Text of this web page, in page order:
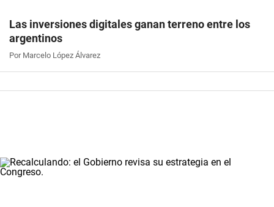
Las inversiones digitales ganan terreno entre los
argentinos
Por Marcelo López Álvarez